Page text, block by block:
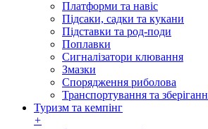
Платформи та навіс
Підсаки, садки та кукани
Підставки та род-поди
Поплавки
Сигналізатори клювання
Змазки
Спорядження риболова
Транспортування та
Туризм та кемпінг
+